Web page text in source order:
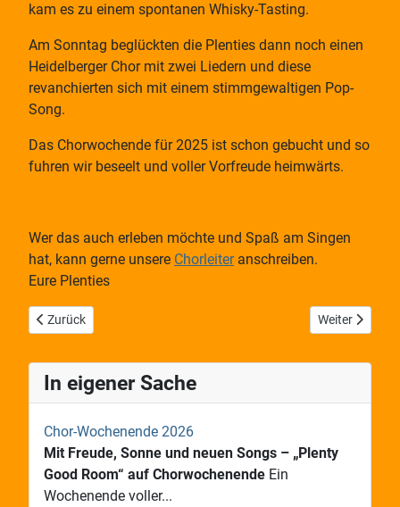
kam es zu einem spontanen Whisky-Tasting.
Am Sonntag beglückten die Plenties dann noch einen
Heidelberger Chor mit zwei Liedern und diese
revanchierten sich mit einem stimmgewaltigen Pop-
Song.
Das Chorwochende für 2025 ist schon gebucht und so
fuhren wir beseelt und voller Vorfreude heimwärts.
Wer das auch erleben möchte und Spaß am Singen
hat, kann gerne unsere Chorleiteranschreiben.
Eure Plenties
Vorheriger Beitrag: Lichter-Gottesdienst bei den Nazarenern
Zurück Nächster
Weiter
In eigener Sache
Chor-Wochenende 2026
Mit Freude, Sonne und neuen Songs – „Plenty
Good Room“ auf Chorwochenende Ein
Wochenende voller...